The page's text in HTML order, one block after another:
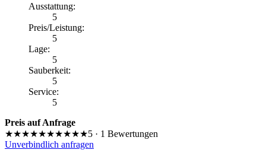
Ausstattung:
5
Preis/Leistung:
5
Lage:
5
Sauberkeit:
5
Service:
5
Preis auf Anfrage
★★★★★★★★★★5 · 1 Bewertungen
Unverbindlich anfragen